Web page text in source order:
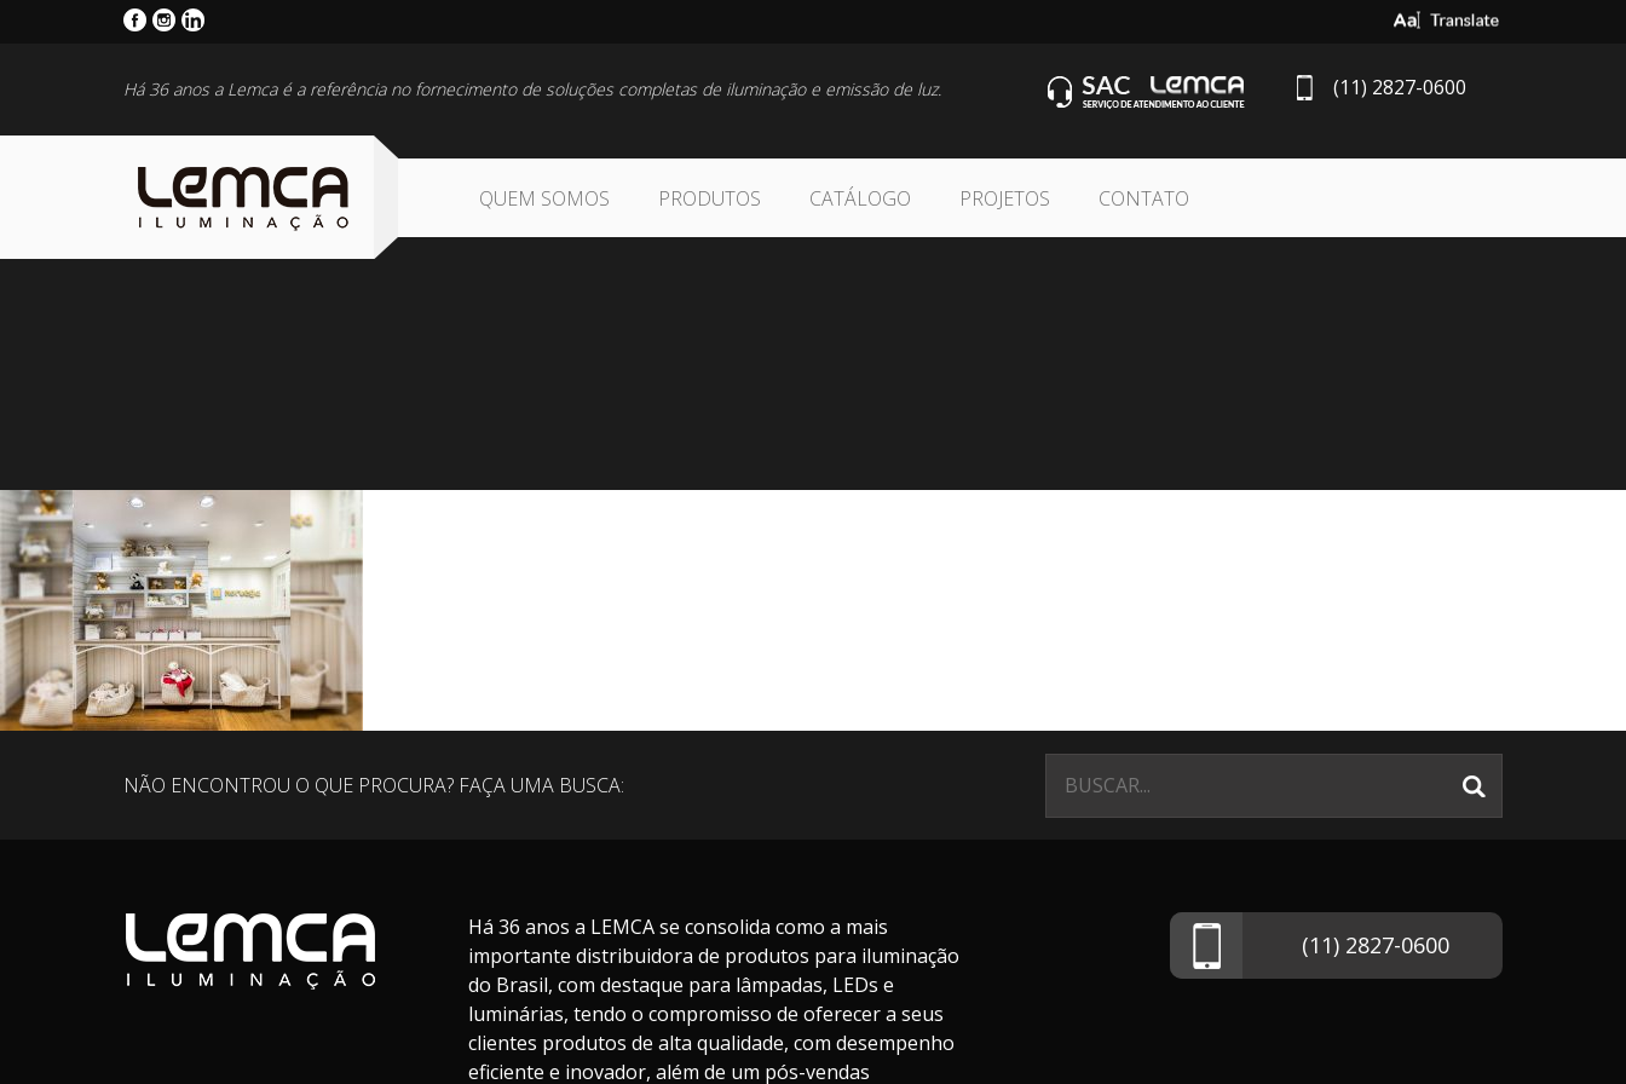
Select Language
Há 36 anos a Lemca é a referência no fornecimento de soluções completas de iluminação e emissão de luz. (11) 2827-0600
QUEM SOMOS PRODUTOS CATÁLOGO PROJETOS CONTATO
NÃO ENCONTROU O QUE PROCURA? FAÇA UMA BUSCA:
Há 36 anos a LEMCA se consolida como a mais
importante distribuidora de produtos para iluminação
do Brasil, com destaque para lâmpadas, LEDs e
luminárias, tendo o compromisso de oferecer a seus
clientes produtos de alta qualidade, com desempenho
eficiente e inovador, além de um pós-vendas
(11) 2827-0600